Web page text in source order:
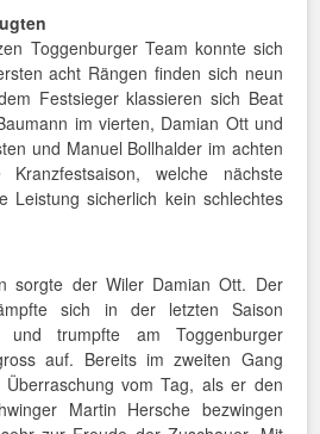
Toggenburger Team konnte sich
acht Rängen finden sich neun
Festsieger klassieren sich Beat
im vierten, Damian Ott und
und Manuel Bollhalder im achten
welche nächste
Leistung sicherlich kein schlechtes
sorgte der Wiler Damian Ott. Der
sich in der letzten Saison
trumpfte am Toggenburger
auf. Bereits im zweiten Gang
vom Tag, als er den
Martin Hersche bezwingen